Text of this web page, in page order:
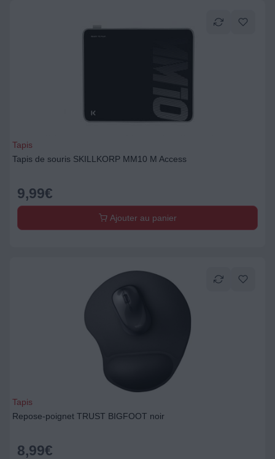
Tapis
Tapis de souris SKILLKORP MM10 M Access
9,99€
Ajouter au panier
Tapis
Repose-poignet TRUST BIGFOOT noir
8,99€